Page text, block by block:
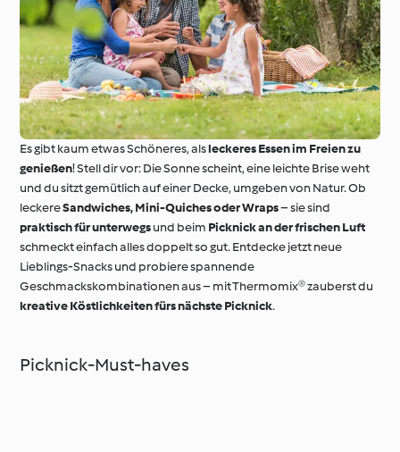
Es gibt kaum etwas Schöneres, alsleckeres Essen im Freien zu
genießen! Stell dir vor: Die Sonne scheint, eine leichte Brise weht
und du sitzt gemütlich auf einer Decke, umgeben von Natur. Ob
leckereSandwiches, Mini-Quiches oder Wraps– sie sind
praktisch für unterwegsund beim Picknick an der frischen Luft
schmeckt einfach alles doppelt so gut. Entdecke jetzt neue
Lieblings-Snacks und probiere spannende
Geschmackskombinationen aus – mit Thermomix® zauberst du
kreative Köstlichkeiten fürs nächste Picknick.
Picknick-Must-haves